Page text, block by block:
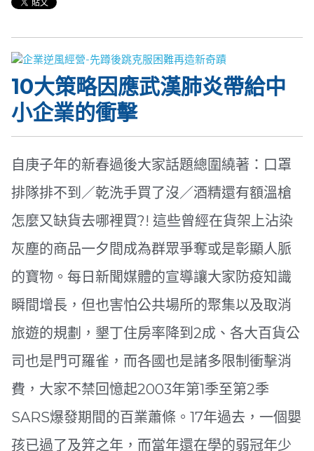
10大策略因應武漢肺炎帶給中
小企業的衝擊
自庚子年的新春過後大家話題總圍繞著：口罩
排隊排不到／乾洗手買了沒／酒精還有額溫槍
怎麼又缺貨去哪裡買?! 這些曾經在貨架上沾染
灰塵的商品一夕間成為群眾爭奪或是彰顯人脈
的寶物。每日新聞媒體的宣導讓大家防疫知識
瞬間增長，但也害怕公共場所的聚集以及取消
旅遊的規劃，墾丁住房率降到2成、各大百貨公
司也是門可羅雀，而各國也是諸多限制衝擊消
費，大家不禁回憶起2003年第1季至第2季
SARS爆發期間的百業蕭條。17年過去，一個嬰
孩已過了及笄之年，而當年還在學的弱冠年少